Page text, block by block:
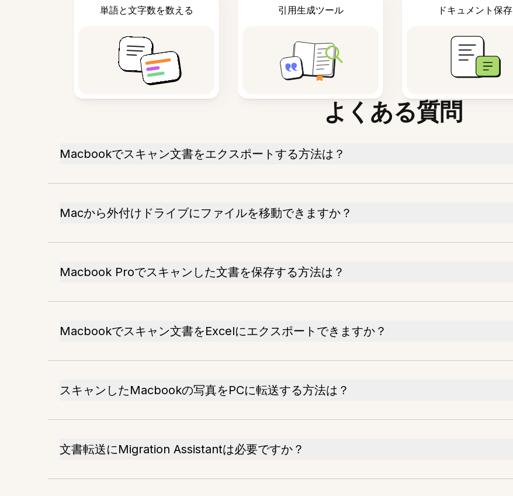
単語と文字数を数える 引用生成ツール ドキュメント保存
よくある質問
Macbookでスキャン文書をエクスポートする方法は？
Macから外付けドライブにファイルを移動できますか？
Macbook Proでスキャンした文書を保存する方法は？
Macbookでスキャン文書をExcelにエクスポートできますか？
スキャンしたMacbookの写真をPCに転送する方法は？
文書転送にMigration Assistantは必要ですか？